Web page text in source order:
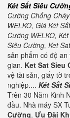
Két Sắt Siêu
Cường Chống
WELKO, Giá Két
Cường WELKO,
Siêu Cường, Ket
sản phẩm có độ
gian. Ket Sat Sieu
vệ tài sản, giấy tờ
nghiệp.... Két Sắt
Trên 30 Năm Kinh
đầu. Nhà máy SX
Cường. Ưu Đãi